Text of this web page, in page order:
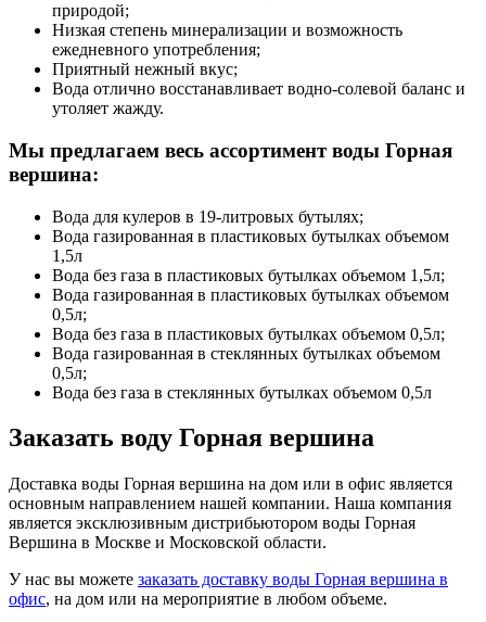
природой;
Низкая степень минерализации и возможность
ежедневного употребления;
Приятный нежный вкус;
Вода отлично восстанавливает водно-солевой баланс и
утоляет жажду.
Мы предлагаем весь ассортимент воды Горная
вершина:
Вода для кулеров в 19-литровых бутылях;
Вода газированная в пластиковых бутылках объемом
1,5л
Вода без газа в пластиковых бутылках объемом 1,5л;
Вода газированная в пластиковых бутылках объемом
0,5л;
Вода без газа в пластиковых бутылках объемом 0,5л;
Вода газированная в стеклянных бутылках объемом
0,5л;
Вода без газа в стеклянных бутылках объемом 0,5л
Заказать воду Горная вершина
Доставка воды Горная вершина на дом или в офис является
основным направлением нашей компании. Наша компания
является эксклюзивным дистрибьютором воды Горная
Вершина в Москве и Московской области.
У нас вы можете заказать доставку воды Горная вершина в
офис, на дом или на мероприятие в любом объеме.